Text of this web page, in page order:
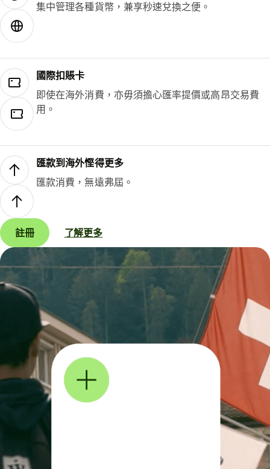
集中管理各種貨幣，兼享秒速兌換之便。
國際扣賬卡
即使在海外消費，亦毋須擔心匯率提價或高昂交易費
用。
匯款到海外慳得更多
匯款消費，無遠弗屆。
註冊 了解更多